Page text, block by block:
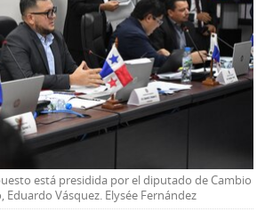
está presidida por el diputado de Cambio
Eduardo Vásquez. Elysée Fernández